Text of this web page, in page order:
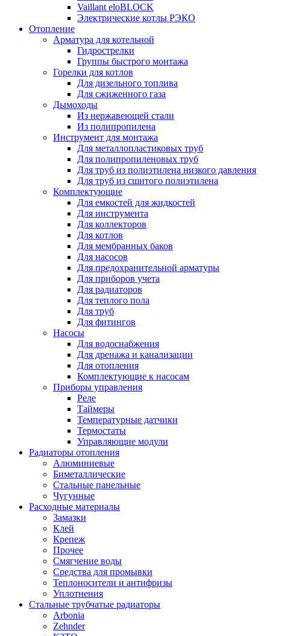
Vaillant eloBLOCK
Электрические котлы РЭКО
Отопление
Арматура для котельной
Гидрострелки
Группы быстрого монтажа
Горелки для котлов
Для дизельного топлива
Для сжиженного газа
Дымоходы
Из нержавеющей стали
Из полипропилена
Инструмент для монтажа
Для металлопластиковых труб
Для полипропиленовых труб
Для труб из полиэтилена низкого давления
Для труб из сшитого полиэтилена
Комплектующие
Для емкостей для жидкостей
Для инструмента
Для коллекторов
Для котлов
Для мембранных баков
Для насосов
Для предохранительной арматуры
Для приборов учета
Для радиаторов
Для теплого пола
Для труб
Для фитингов
Насосы
Для водоснабжения
Для дренажа и канализации
Для отопления
Комплектующие к насосам
Приборы управления
Реле
Таймеры
Температурные датчики
Термостаты
Управляющие модули
Радиаторы отопления
Алюминиевые
Биметаллические
Стальные панельные
Чугунные
Расходные материалы
Замазки
Клей
Крепеж
Прочее
Смягчение воды
Средства для промывки
Теплоносители и антифризы
Уплотнения
Стальные трубчатые радиаторы
Arbonia
Zehnder